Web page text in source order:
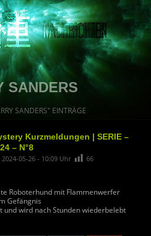
SANDERS
SANDERS" EINTRÄGE
Kurzmeldungen | SERIE –
– N°8
2024-05-26 - 10:09 Uhr 66
Roboterhund mit Flammenwerfer
Gefängnis
und wird nach Stunden wiederbelebt